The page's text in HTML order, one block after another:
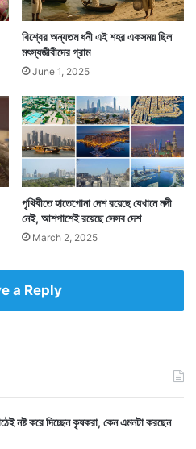
ভাবতেও পারেননি পরিবারের
প্রমাণ দেখিয়ে সেই ব্যাগ
বিশ্বের অন্যতম ধনী এই শহর একসময় ছিল
মৎস্যজীবীদের গ্রাম
June 1, 2025
পৃথিবীতে হাতেগোনা দেশ রয়েছে যেখানে নদী
নেই, আশপাশেই রয়েছে সেসব দেশ
March 2, 2025
a Reply
নষ্ট করে দিচ্ছেন কৃষকরা, কেন এমনটা করছেন